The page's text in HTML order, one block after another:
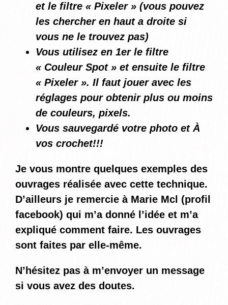
et le filtre « Pixeler » (vous pouvez
les chercher en haut a droite si
vous ne le trouvez pas)
Vous utilisez en 1er le filtre
« Couleur Spot » et ensuite le filtre
« Pixeler ». Il faut jouer avec les
réglages pour obtenir plus ou moins
de couleurs, pixels.
Vous sauvegardé votre photo et À
vos crochet!!!
Je vous montre quelques exemples des
ouvrages réalisée avec cette technique.
D’ailleurs je remercie à Marie Mcl (profil
facebook) qui m’a donné l’idée et m’a
expliqué comment faire. Les ouvrages
sont faites par elle-même.
N’hésitez pas à m’envoyer un message
si vous avez des doutes.